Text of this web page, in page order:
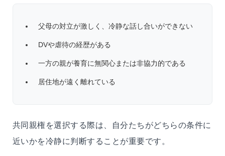
父母の対立が激しく、冷静な話し合いができない
DVや虐待の経歴がある
一方の親が養育に無関心または非協力的である
居住地が遠く離れている
共同親権を選択する際は、自分たちがどちらの条件に
近いかを冷静に判断することが重要です。